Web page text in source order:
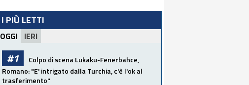
I PIÙ LETTI
OGGI IERI
#1 Colpo di scena Lukaku-Fenerbahce,
Romano: "E' intrigato dalla Turchia, c'è l'ok al
trasferimento"